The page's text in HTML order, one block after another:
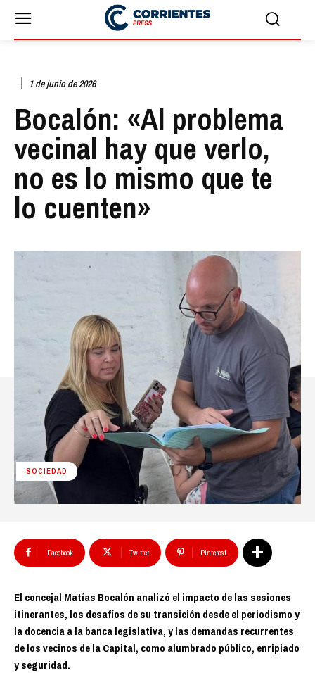
1 de junio de 2026
Bocalón: «Al problema
vecinal hay que verlo,
no es lo mismo que te
lo cuenten»
SOCIEDAD
Facebook Twitter Pinterest
El concejal Matías Bocalón analizó el impacto de las sesiones
itinerantes, los desafíos de su transición desde el periodismo y
la docencia a la banca legislativa, y las demandas recurrentes
de los vecinos de la Capital, como alumbrado público, enripiado
y seguridad.